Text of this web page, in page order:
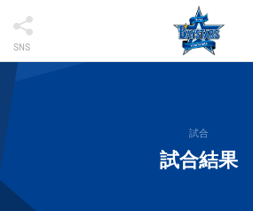
SNS
試合
試合結果